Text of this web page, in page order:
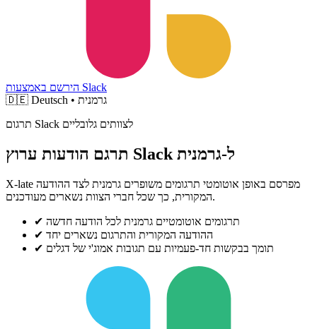
הירשם באמצעות Slack
🇩🇪
Deutsch • גרמנית
תרגום Slack לצוותים גלובליים
תרגם הודעות ערוץ Slack ל-גרמנית
X-late מפרסם באופן אוטומטי תרגומים משופרים גרמנית לצד ההודעה
המקורית, כך שכל חברי הצוות נשארים מעודכנים.
✔ תרגומים אוטומטיים גרמנית לכל הודעה חדשה
✔ ההודעה המקורית והתרגום נשארים יחד
✔ תומך בבקשות חד-פעמיות עם תגובות אמוג'י של דגלים